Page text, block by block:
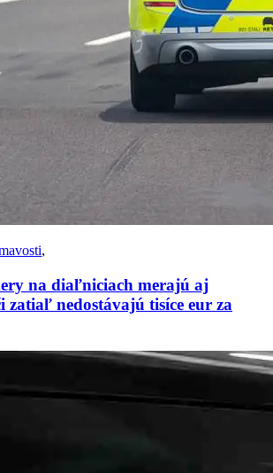
,
na diaľniciach merajú aj
zatiaľ nedostávajú tisíce eur za